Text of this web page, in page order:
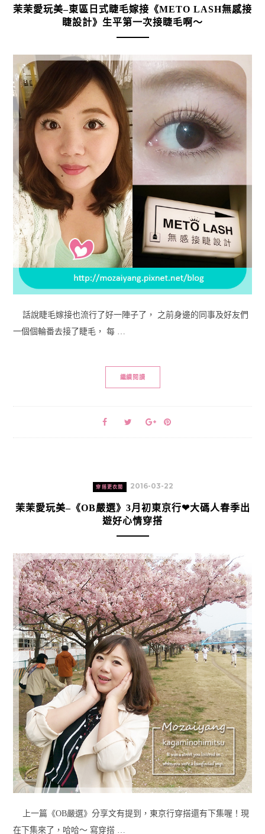
茉茉愛玩美–東區日式睫毛嫁接《METO LASH無感接
睫設計》生平第一次接睫毛啊～
話說睫毛嫁接也流行了好一陣子了， 之前身邊的同事及好友們
一個個輪番去接了睫毛， 每 …
繼續閱讀
穿搭更衣間 2016-03-22
茉茉愛玩美–《OB嚴選》3月初東京行❤大碼人春季出
遊好心情穿搭
上一篇《OB嚴選》分享文有提到，東京行穿搭還有下集喔！現
在下集來了，哈哈～ 寫穿搭 …